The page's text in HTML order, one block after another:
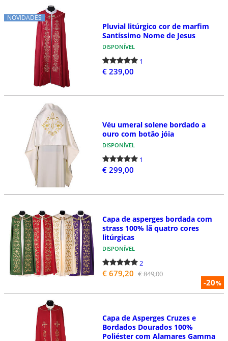
NOVIDADES
Pluvial litúrgico cor de marfim
Santíssimo Nome de Jesus
DISPONÍVEL
1
€ 239,00
Véu umeral solene bordado a
ouro com botão jóia
DISPONÍVEL
1
€ 299,00
-20%
Capa de asperges bordada com
strass 100% lã quatro cores
litúrgicas
DISPONÍVEL
2
€ 679,20 € 849,00
Capa de Asperges Cruzes e
Bordados Dourados 100%
Poliéster com Alamares Gamma